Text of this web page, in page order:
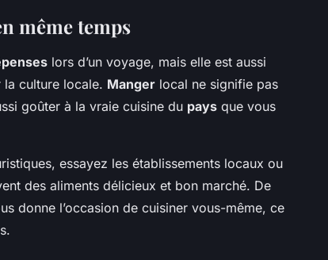
même temps
lors d’un voyage, mais elle est aussi
la culture locale. Manger local ne signifie pas
goûter à la vraie cuisine du pays que vous
essayez les établissements locaux ou
des aliments délicieux et bon marché. De
donne l’occasion de cuisiner vous-même, ce